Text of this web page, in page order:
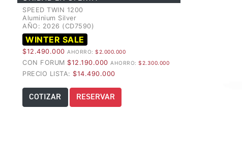
SPEED TWIN 1200
Aluminium Silver
AÑO: 2026 (CD7590)
WINTER SALE
$12.490.000 AHORRO: $2.000.000
CON FORUM $12.190.000 AHORRO: $2.300.000
PRECIO LISTA: $14.490.000
COTIZAR RESERVAR